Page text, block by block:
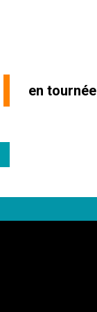
en tournée